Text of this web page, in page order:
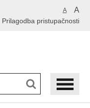
A A
Prilagodba pristupačnosti